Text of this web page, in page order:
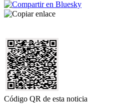
Código QR de esta noticia